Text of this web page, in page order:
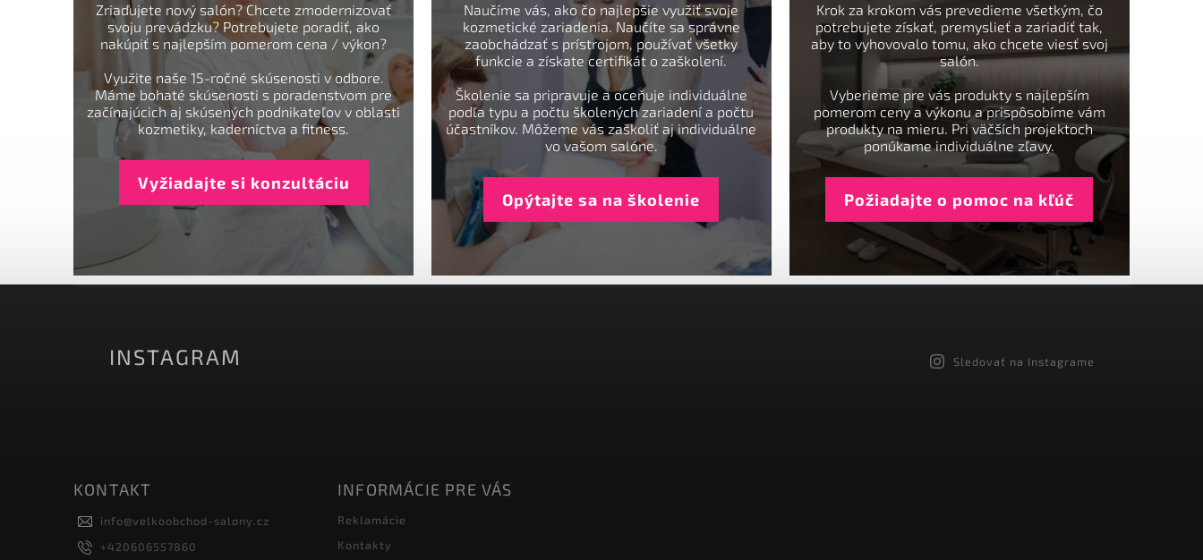
Zriaďujete nový salón? Chcete zmodernizovať
svoju prevádzku? Potrebujete poradiť, ako
nakúpiť s najlepším pomerom cena / výkon?
Využite naše 15-ročné skúsenosti v odbore.
Máme bohaté skúsenosti s poradenstvom pre
začínajúcich aj skúsených podnikateľov v oblasti
kozmetiky, kaderníctva a fitness.
Vyžiadajte si konzultáciu
Naučíme vás, ako čo najlepšie využiť svoje
kozmetické zariadenia. Naučíte sa správne
zaobchádzať s prístrojom, používať všetky
funkcie a získate certifikát o zaškolení.
Školenie sa pripravuje a oceňuje individuálne
podľa typu a počtu školených zariadení a počtu
účastníkov. Môžeme vás zaškoliť aj individuálne
vo vašom salóne.
Opýtajte sa na školenie
Krok za krokom vás prevedieme všetkým, čo
potrebujete získať, premyslieť a zariadiť tak,
aby to vyhovovalo tomu, ako chcete viesť svoj
salón.
Vyberieme pre vás produkty s najlepším
pomerom ceny a výkonu a prispôsobíme vám
produkty na mieru. Pri väčších projektoch
ponúkame individuálne zľavy.
Požiadajte o pomoc na kľúč
INSTAGRAM Sledovať na Instagrame
KONTAKT
info@velkoobchod-salony.cz
+420606557860
INFORMÁCIE PRE VÁS
Reklamácie
Kontakty